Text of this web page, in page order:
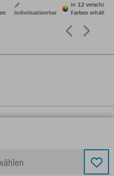
Individualisierbar
in 12
Farben